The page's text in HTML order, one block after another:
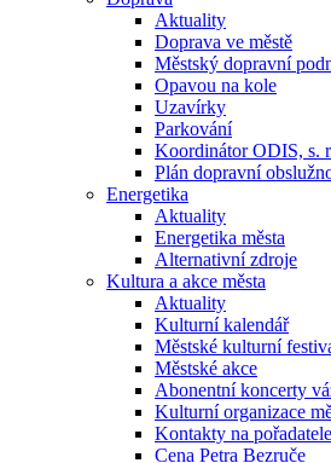
Aktuality
Doprava ve městě
Městský dopravní
Opavou na kole
Uzavírky
Parkování
Koordinátor ODIS, s.
Plán dopravní
Energetika
Aktuality
Energetika města
Alternativní zdroje
Kultura a akce města
Aktuality
Kulturní kalendář
Městské kulturní
Městské akce
Abonentní koncerty
Kulturní organizace
Kontakty na
Cena Petra Bezruče